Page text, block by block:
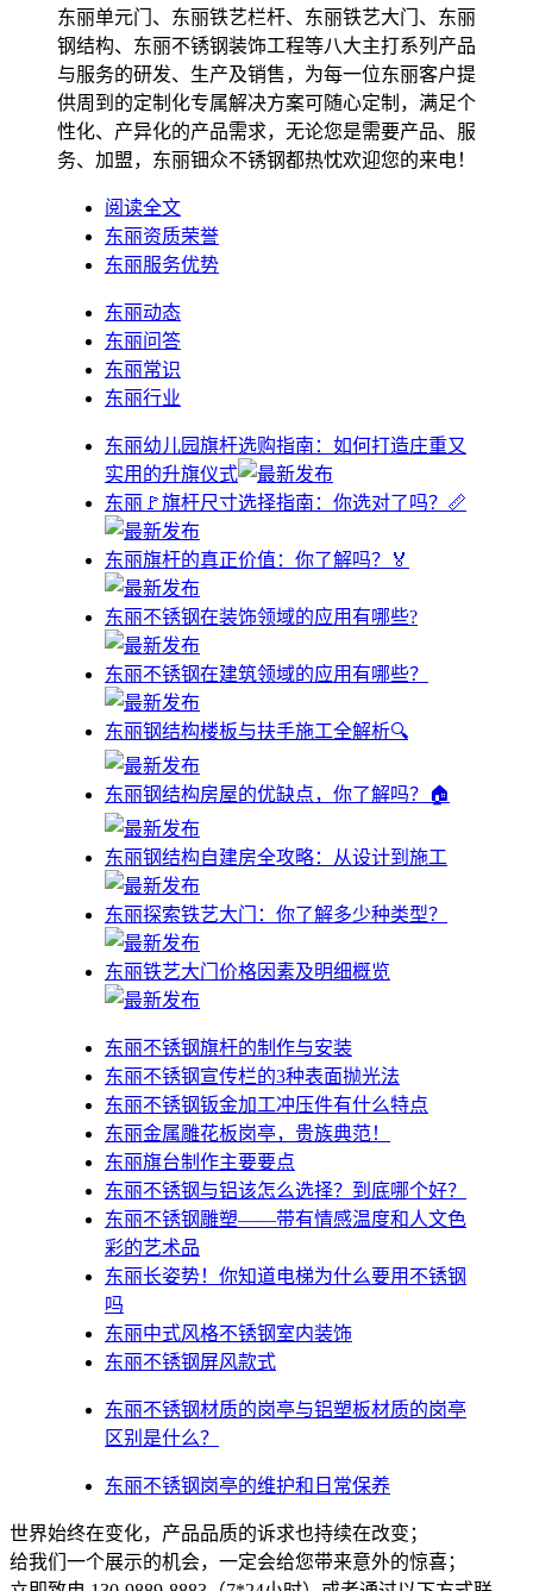
东丽单元门、东丽铁艺栏杆、东丽铁艺大门、东丽
钢结构、东丽不锈钢装饰工程等八大主打系列产品
与服务的研发、生产及销售，为每一位东丽客户提
供周到的定制化专属解决方案可随心定制，满足个
性化、产异化的产品需求，无论您是需要产品、服
务、加盟，东丽钿众不锈钢都热忱欢迎您的来电！
阅读全文
东丽资质荣誉
东丽服务优势
东丽动态
东丽问答
东丽常识
东丽行业
东丽幼儿园旗杆选购指南：如何打造庄重又
实用的升旗仪式
东丽🚩旗杆尺寸选择指南：你选对了吗？📏
东丽旗杆的真正价值：你了解吗？🏅
东丽不锈钢在装饰领域的应用有哪些?
东丽不锈钢在建筑领域的应用有哪些？
东丽钢结构楼板与扶手施工全解析🔍
东丽钢结构房屋的优缺点，你了解吗？🏠
东丽钢结构自建房全攻略：从设计到施工
东丽探索铁艺大门：你了解多少种类型？
东丽铁艺大门价格因素及明细概览
东丽不锈钢旗杆的制作与安装
东丽不锈钢宣传栏的3种表面抛光法
东丽不锈钢钣金加工冲压件有什么特点
东丽金属雕花板岗亭，贵族典范！
东丽旗台制作主要要点
东丽不锈钢与铝该怎么选择？到底哪个好？
东丽不锈钢雕塑——带有情感温度和人文色
彩的艺术品
东丽​长姿势！你知道电梯为什么要用不锈钢
吗
东丽中式风格不锈钢室内装饰
东丽不锈钢屏风款式
东丽不锈钢材质的岗亭与铝塑板材质的岗亭
区别是什么？
东丽不锈钢岗亭的维护和日常保养
世界始终在变化，产品品质的诉求也持续在改变；
给我们一个展示的机会，一定会给您带来意外的惊喜；